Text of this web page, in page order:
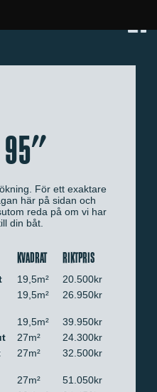
95"
För ett exaktare
här på sidan och
reda på om vi har
din båt.
KVADRAT RIKTPRIS
19,5m²
20.500kr
19,5m² 26.950kr
19,5m²
39.950kr
27m²
24.300kr
27m² 32.500kr
27m²
51.050kr